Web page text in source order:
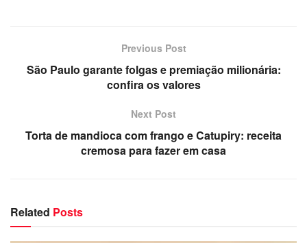
Previous Post
São Paulo garante folgas e premiação milionária:
confira os valores
Next Post
Torta de mandioca com frango e Catupiry: receita
cremosa para fazer em casa
Related Posts